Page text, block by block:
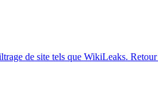
de site tels que WikiLeaks.